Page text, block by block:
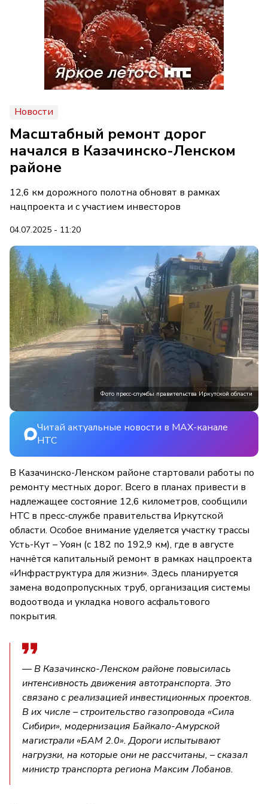
Новости
Масштабный ремонт дорог
начался в Казачинско-Ленском
районе
12,6 км дорожного полотна обновят в рамках
нацпроекта и с участием инвесторов
04.07.2025 - 11:20
Фото пресс-службы правительства Иркутской области
Читай актуальные новости в MAX-канале
НТС
В Казачинско-Ленском районе стартовали работы по
ремонту местных дорог. Всего в планах привести в
надлежащее состояние 12,6 километров, сообщили
НТС в пресс-службе правительства Иркутской
области. Особое внимание уделяется участку трассы
Усть-Кут – Уоян (с 182 по 192,9 км), где в августе
начнётся капитальный ремонт в рамках нацпроекта
«Инфраструктура для жизни». Здесь планируется
замена водопропускных труб, организация системы
водоотвода и укладка нового асфальтового
покрытия.
— В Казачинско-Ленском районе повысилась
интенсивность движения автотранспорта. Это
связано с реализацией инвестиционных проектов.
В их числе – строительство газопровода «Сила
Сибири», модернизация Байкало-Амурской
магистрали «БАМ 2.0». Дороги испытывают
нагрузки, на которые они не рассчитаны, – сказал
министр транспорта региона Максим Лобанов.